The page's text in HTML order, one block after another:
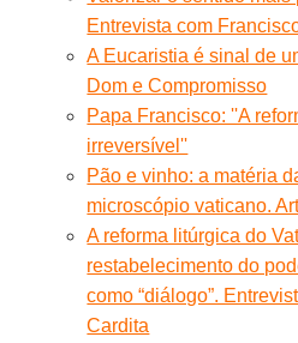
Entrevista com
A Eucaristia é sinal de
Dom e Compromisso
Papa Francisco: ''A
irreversível''
Pão e vinho: a matéria
microscópio vaticano.
A reforma litúrgica do
restabelecimento do
como “diálogo”.
Cardita